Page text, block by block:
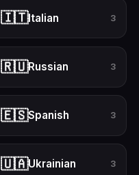
🇮🇹Italian 3
🇷🇺Russian 3
🇪🇸Spanish 3
🇺🇦Ukrainian 3